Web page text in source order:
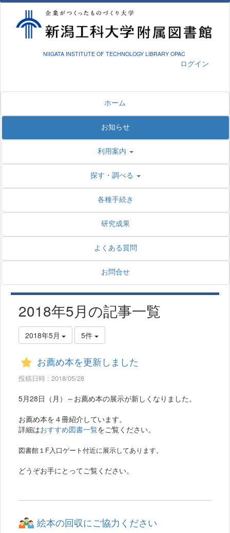
NIIGATA INSTITUTE OF TECHNOLOGY LIBRARY OPAC
ログイン
ホーム
お知らせ
利用案内
探す・調べる
各種手続き
研究成果
よくある質問
お問合せ
2018年5月の記事一覧
2018年5月 5件
お薦め本を更新しました
投稿日時 : 2018/05/28
5月28日（月）～お薦め本の展示が新しくなりました。
お薦め本を４冊紹介しています。
詳細はおすすめ図書一覧をご覧ください。
図書館１F入口ゲート付近に展示してあります。
どうぞお手にとってご覧ください。
絵本の回収にご協力ください